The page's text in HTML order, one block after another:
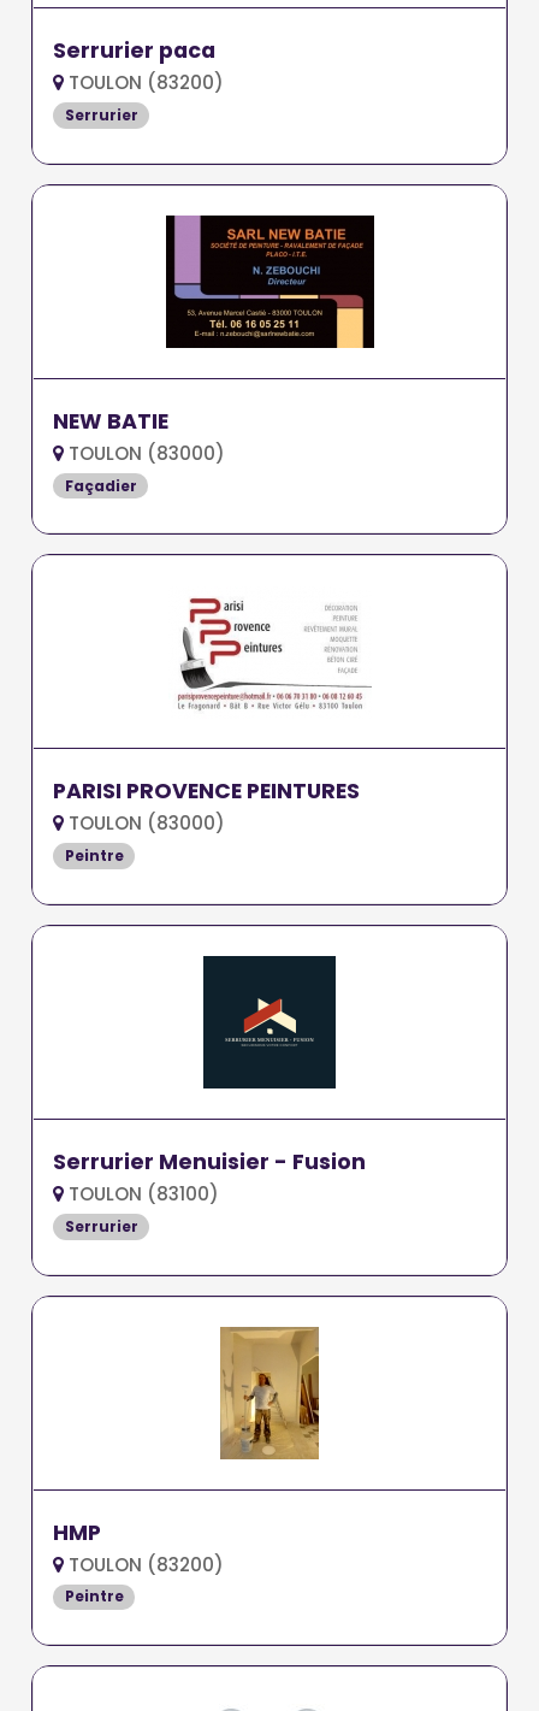
Serrurier paca
TOULON (83200)
Serrurier
NEW BATIE
TOULON (83000)
Façadier
PARISI PROVENCE PEINTURES
TOULON (83000)
Peintre
Serrurier Menuisier - Fusion
TOULON (83100)
Serrurier
HMP
TOULON (83200)
Peintre